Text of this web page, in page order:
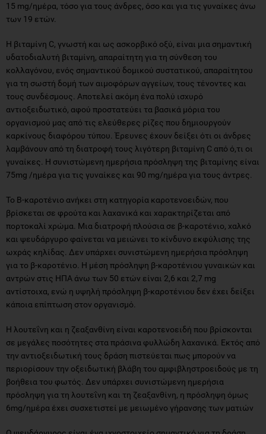
15 mg/ημέρα, τόσο για τους άνδρες, όσο και για τις γυναίκες άνω
των 19 ετών.
Η βιταμίνη C, γνωστή και ως ασκορβικό οξύ, είναι μια σημαντική
υδατοδιαλυτή βιταμίνη, απαραίτητη για τη σύνθεση του
κολλαγόνου, ενός σημαντικού δομικού συστατικού, απαραίτητου
για τη σωστή δομή των αιμοφόρων αγγείων, τους τένοντες και
τους συνδέσμους. Αποτελεί ακόμη ένα πολύ ισχυρό
αντιοξειδωτικό, αφού προστατεύει τα βασικά μόρια του
οργανισμού μας από τις ελεύθερες ρίζες που δημιουργούν
καρκίνους διαφόρου τύπου. Έρευνες έχουν δείξει ότι οι άνδρες
λαμβάνουν από τη διατροφή τους λιγότερη βιταμίνη C από ό,τι οι
γυναίκες. Η συνιστώμενη ημερήσια πρόσληψη της βιταμίνης είναι
75mg /ημέρα για τις γυναίκες και 90 mg/ημέρα για τους άντρες.
Το Β-καροτένιο ανήκει στη κατηγορία καροτενοειδών, που
βρίσκεται σε φρούτα και λαχανικά και χαρακτηρίζεται από
πορτοκαλί χρώμα. Μια διατροφή πλούσια σε β-καροτένιο, χαλκό
και ψευδάργυρο φαίνεται να μειώνει το κίνδυνο εκφύλισης της
ωχράς κηλίδας. Δεν υπάρχει συνιστώμενη ημερήσια πρόσληψη
για το β-καροτένιο. Η μέση πρόσληψη β-καροτένιου γυναικών και
αντρών στις ΗΠΑ άνω των 50 ετών είναι 2,6 και 2,7 mg
αντίστοιχα, ενώ η υψηλή πρόσληψη β-καροτένιου δεν έχει δείξει
κάποια επίπτωση στον οργανισμό.
Η λουτεΐνη και η ζεαξανθίνη είναι καροτενοειδή που βρίσκονται
σε μεγάλες ποσότητες στα πράσινα φυλλώδη λαχανικά. Εκτός από
την αντιοξειδωτική τους δράση πιστεύεται πως μπορούν να
περιορίσουν την οξειδωτική βλάβη του αμφιβληστροειδούς με τη
βοήθεια του φωτός. Δεν υπάρχει συνιστώμενη ημερήσια
πρόσληψη για τη λουτεΐνη και τη ζεαξανθίνη, η πρόσληψη όμως
6mg/ημέρα έχει συσχετιστεί με μειωμένο γήρανσης των ματιών